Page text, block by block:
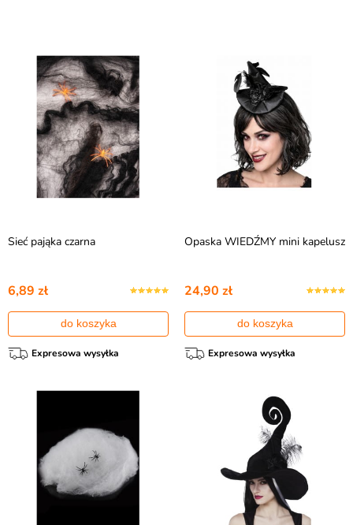
Sieć pająka czarna
6,89 zł
do koszyka
Expresowa wysyłka
Opaska WIEDŹMY mini kapelusz
24,90 zł
do koszyka
Expresowa wysyłka